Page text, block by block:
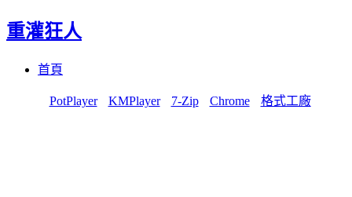
重灌狂人
首頁
PotPlayer KMPlayer 7-Zip Chrome 格式工廠